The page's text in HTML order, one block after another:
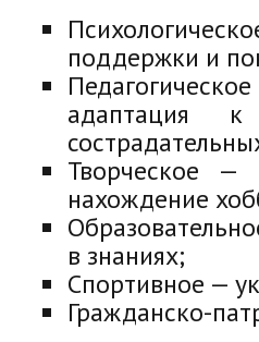
поддержки и
адаптация
Творческое —
нахождение
в знаниях;
Спортивное —
Гражданско-